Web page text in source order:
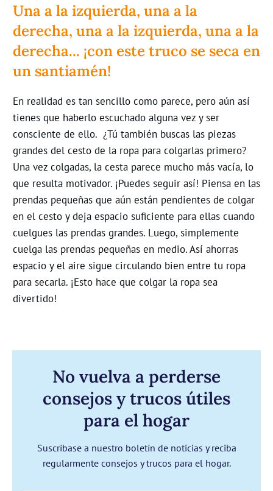
Una a la izquierda, una a la
derecha, una a la izquierda, una a la
derecha... ¡con este truco se seca en
un santiamén!
En realidad es tan sencillo como parece, pero aún así
tienes que haberlo escuchado alguna vez y ser
consciente de ello. ¿Tú también buscas las piezas
grandes del cesto de la ropa para colgarlas primero?
Una vez colgadas, la cesta parece mucho más vacía, lo
que resulta motivador. ¡Puedes seguir así! Piensa en las
prendas pequeñas que aún están pendientes de colgar
en el cesto y deja espacio suficiente para ellas cuando
cuelgues las prendas grandes. Luego, simplemente
cuelga las prendas pequeñas en medio. Así ahorras
espacio y el aire sigue circulando bien entre tu ropa
para secarla. ¡Esto hace que colgar la ropa sea
divertido!
No vuelva a perderse
consejos y trucos útiles
para el hogar
Suscríbase a nuestro boletín de noticias y reciba
regularmente consejos y trucos para el hogar.